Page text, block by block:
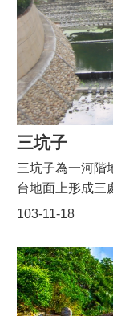
代為處理。
三坑子
103-11-18
三坑子為一河階
台地面上形成三
名，位於北邊是
康熙年間陸細番
臨近大漢溪邊的
年）才有漢民移
三坑里。早年的